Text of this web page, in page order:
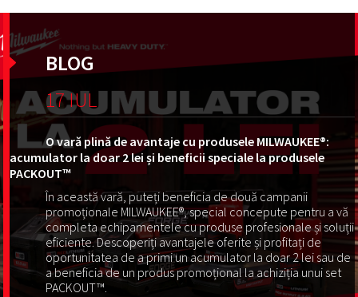
BLOG
17 IUL
O vară plină de avantaje cu produsele MILWAUKEE®:
acumulator la doar 2 lei și beneficii speciale la produsele
PACKOUT™
În această vară, puteți beneficia de două campanii
promoționale MILWAUKEE®, special concepute pentru a vă
completa echipamentele cu produse profesionale și soluții
eficiente. Descoperiți avantajele oferite și profitați de
oportunitatea de a primi un acumulator la doar 2 lei sau de
a beneficia de un produs promoțional la achiziția unui set
PACKOUT™.